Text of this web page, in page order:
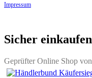
Impressum
Sicher einkaufen
Geprüfter Online Shop von